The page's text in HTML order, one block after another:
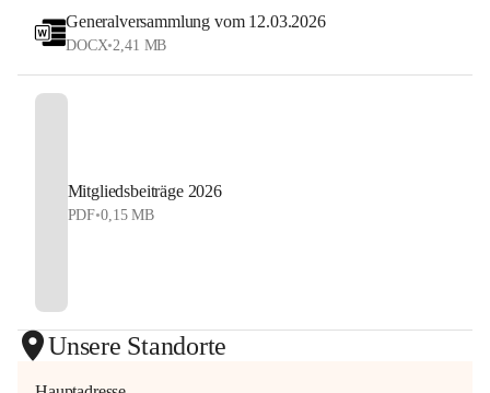
Jetzt anmelden und Tennis, Kulinarik und
Sommerstimmung erleben!
#allyouneedisballs
Generalversammlung vom 12.03.2026
DOCX•2,41 MB
Mitgliedsbeiträge 2026
PDF•0,15 MB
Unsere Standorte